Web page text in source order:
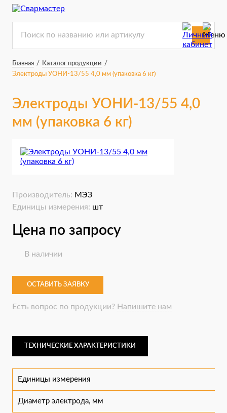
Главная / Каталог продукции /
Электроды УОНИ-13/55 4,0 мм (упаковка 6 кг)
Электроды УОНИ-13/55 4,0
мм (упаковка 6 кг)
Производитель: МЭЗ
Единицы измерения: шт
Цена по запросу
В наличии
ОСТАВИТЬ ЗАЯВКУ
Есть вопрос по продукции? Напишите нам
ТЕХНИЧЕСКИЕ ХАРАКТЕРИСТИКИ
Единицы измерения
Диаметр электрода, мм